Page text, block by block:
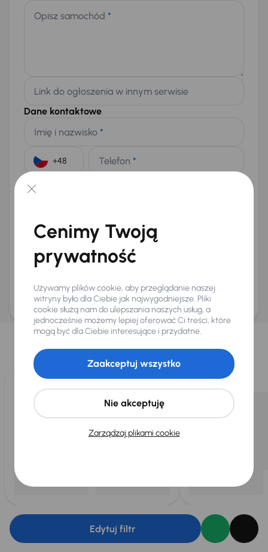
Opisz samochód *
Link do ogłoszenia w innym serwisie
Dane kontaktowe
Imię i nazwisko *
Telefon *
E-mail
Na numer telefonu (opcjonalnie)
Wyślij zapytanie
ani zagwarantowaną dostępnością pojazdu. AURES Holdings a.s., z siedzibą
Dopraváků 874/15, Čimice, 184 00 Praga 8, będzie przechowywać i przetwarzać
Twoje dane osobowe zgodnie z zasadami ochrony i przetwarzaniadanych
osobowych
Wybraliśmy dla Ciebie
Wybieramy dla Ciebienajlepsze pojazdyz naszej oferty. Kupimy
dla Ciebiedo 400 pojazdówkażdego dnia.
Edytuj filtr
Cenimy Twoją
prywatność
Używamy plików cookie, aby przeglądanie naszej
witryny było dla Ciebie jak najwygodniejsze. Pliki
cookie służą nam do ulepszania naszych usług, a
jednocześnie możemy lepiej oferować Ci treści, które
mogą być dla Ciebie interesujące i przydatne.
Zarządzaj plikami cookie
Nie akceptuję
Zaakceptuj wszystko